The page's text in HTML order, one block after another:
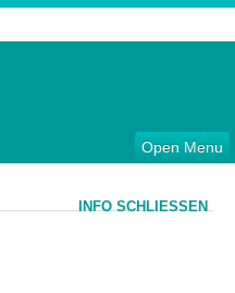
Open Menu
INFO SCHLIESSEN